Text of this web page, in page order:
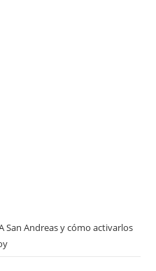
San Andreas y cómo activarlos